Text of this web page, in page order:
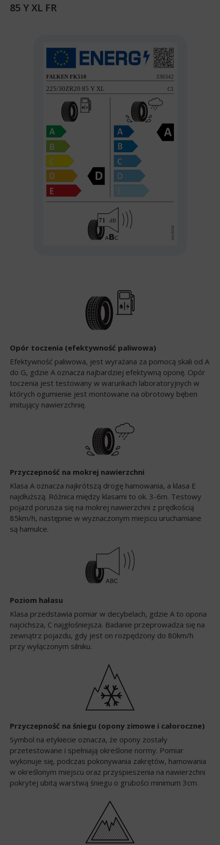
85 Y XL FR
Opór toczenia (efektywność paliwowa)
Efektywność paliwowa, jest wyrażana za pomocą skali od A
do G, gdzie A oznacza najbardziej efektywną oponę. Opór
toczenia jest testowany w warunkach laboratoryjnych w
których ogumienie jest montowane na obrotowy bęben
imitujący nawierzchnię.
Przyczepność na mokrej nawierzchni
Klasa A oznacza najkrótszą drogę hamowania, a klasa E
najdłuższą. Różnica między klasami to ok. 3-6m. Testowy
pojazd porusza się na mokrej nawierzchni z prędkością
85km/h, następnie w wyznaczonym miejscu uruchamiane
są hamulce.
Poziom hałasu
Klasa przedstawia pomiar w decybelach, gdzie A to opona
najcichsza, C najgłośniejsza. Badanie przeprowadza się na
zewnątrz pojazdu, gdy jest on rozpędzony do 80km/h
przy wyłączonym silniku.
Przyczepność na śniegu (opony zimowe i całoroczne)
Symbol na etykiecie oznacza, że opony zostały
przetestowane i spełniają określone normy. Pomiar
wykonuje się, podczas pokonywania zakrętów, hamowania
w określonym miejscu oraz przyspieszenia na nawierzchni
pokrytej ubitą warstwą śniegu o grubości minimum 3cm.